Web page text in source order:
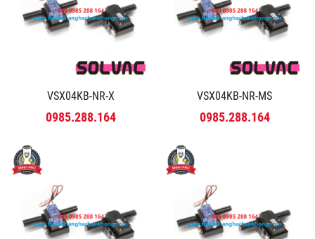
VSX04KB-NR-X
0985.288.164
VSX04KB-NR-MS
0985.288.164